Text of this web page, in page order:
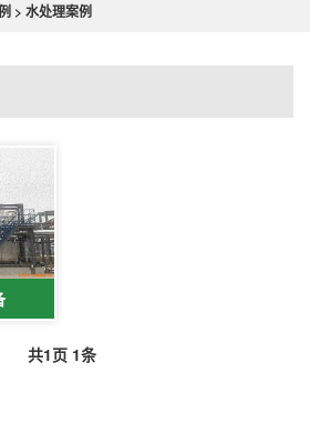
> 水处理案例
共1页 1条